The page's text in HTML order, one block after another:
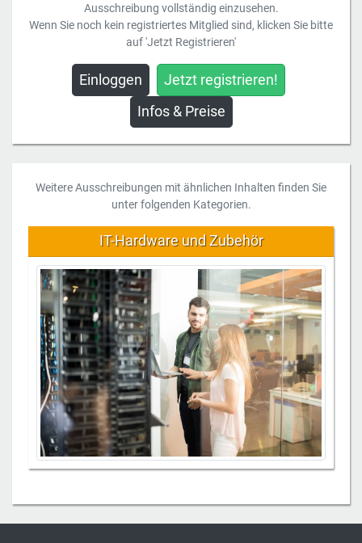
Ausschreibung vollständig einzusehen.
Wenn Sie noch kein registriertes Mitglied sind, klicken Sie bitte
auf 'Jetzt Registrieren'
Einloggen
Jetzt registrieren!
Infos & Preise
Weitere Ausschreibungen mit ähnlichen Inhalten finden Sie
unter folgenden Kategorien.
IT-Hardware und Zubehör